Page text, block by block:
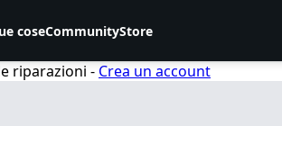
coseCommunityStore
riparazioni - Crea un account